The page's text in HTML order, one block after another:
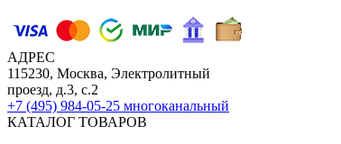
АДРЕС
115230, Москва, Электролитный
проезд, д.3, с.2
+7 (495) 984-05-25 многоканальный
КАТАЛОГ ТОВАРОВ